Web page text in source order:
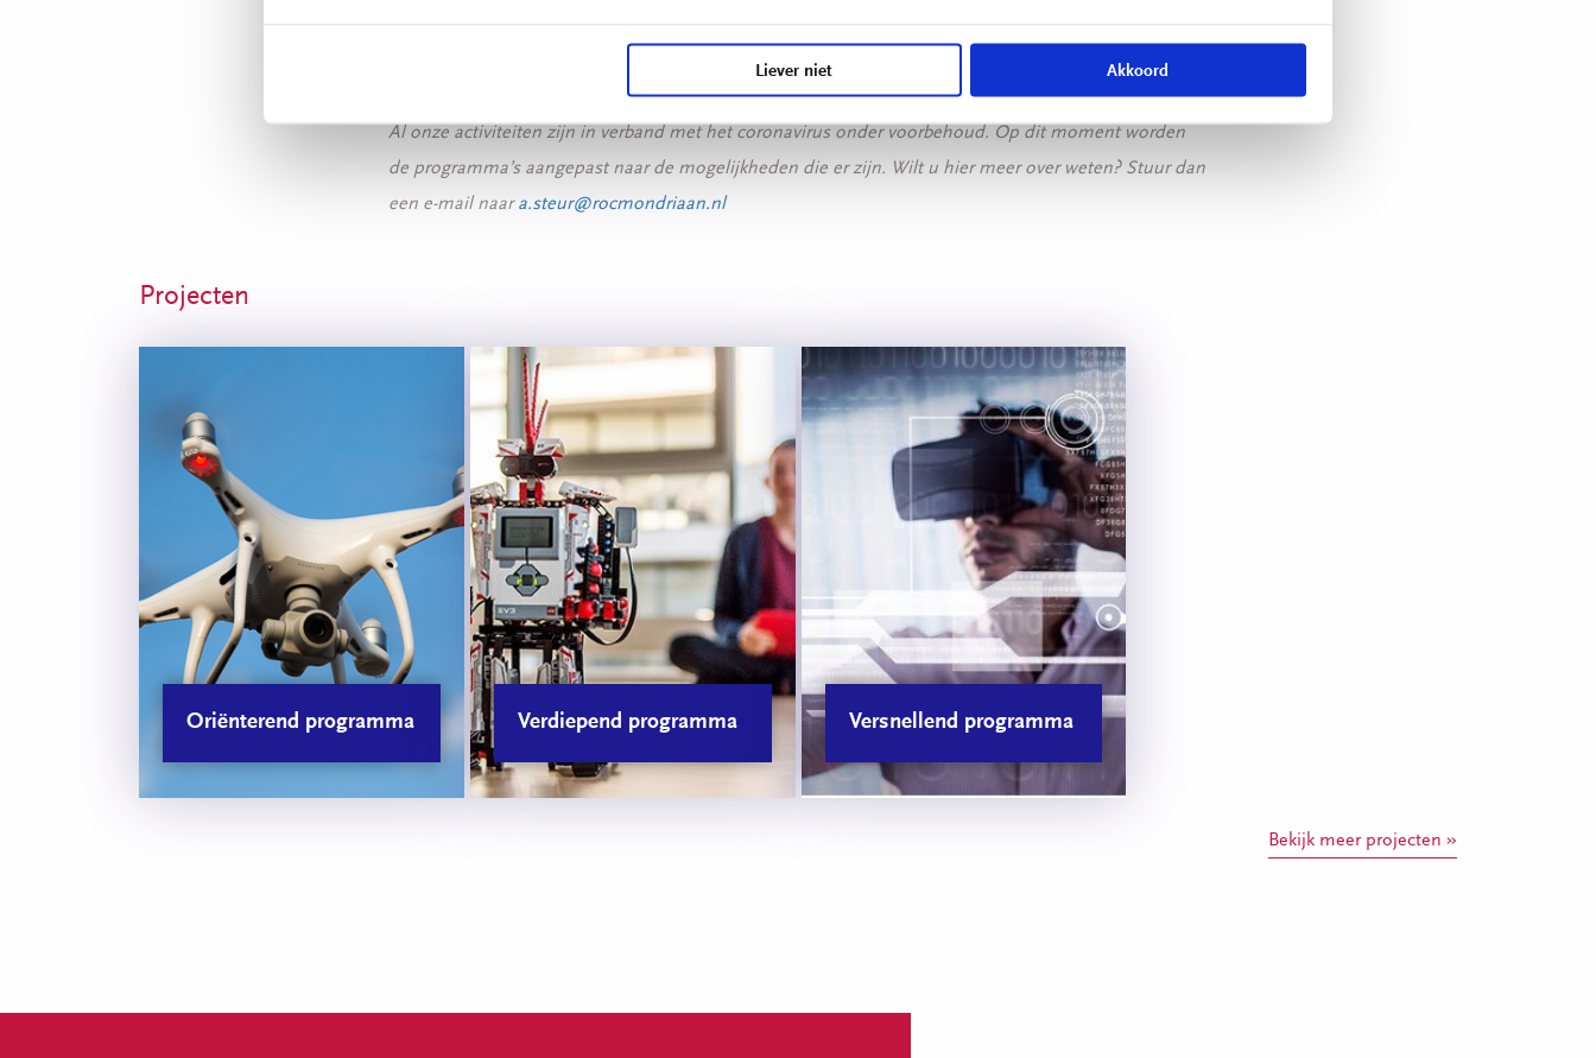
Liever niet Akkoord
Al onze activiteiten zijn in verband met het coronavirus onder voorbehoud. Op dit moment worden
de programma’s aangepast naar de mogelijkheden die er zijn. Wilt u hier meer over weten? Stuur dan
een e-mail naara.steur@rocmondriaan.nl
Projecten
Oriënterend programma Verdiepend programma Versnellend programma
Bekijk meer projecten